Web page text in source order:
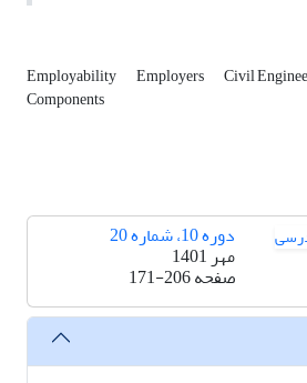
Employability Employers Civil
Components
دوره 10، شماره 20
مهر 1401
صفحه171-206